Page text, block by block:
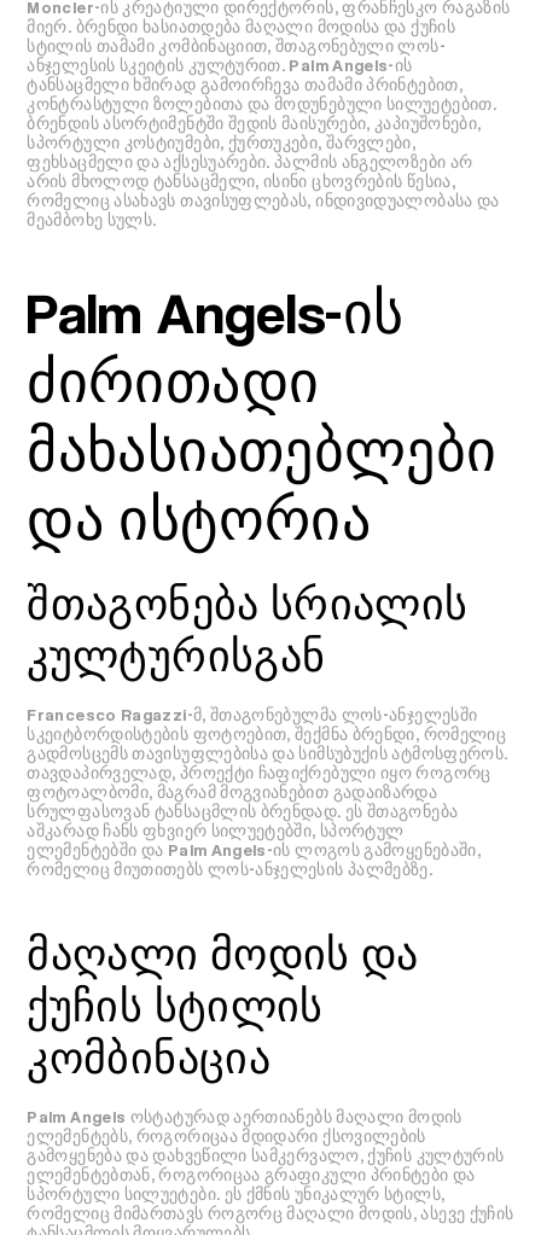
Moncler-ის კრეატიული დირექტორის, ფრანჩესკო რაგაზის
მიერ. ბრენდი ხასიათდება მაღალი მოდისა და ქუჩის
სტილის თამამი კომბინაციით, შთაგონებული ლოს-
ანჯელესის სკეიტის კულტურით. Palm Angels-ის
ტანსაცმელი ხშირად გამოირჩევა თამამი პრინტებით,
კონტრასტული ზოლებითა და მოდუნებული სილუეტებით.
ბრენდის ასორტიმენტში შედის მაისურები, კაპიუშონები,
სპორტული კოსტიუმები, ქურთუკები, შარვლები,
ფეხსაცმელი და აქსესუარები. პალმის ანგელოზები არ
არის მხოლოდ ტანსაცმელი, ისინი ცხოვრების წესია,
რომელიც ასახავს თავისუფლებას, ინდივიდუალობასა და
მეამბოხე სულს.
Palm Angels-ის
ძირითადი
მახასიათებლები
და ისტორია
შთაგონება სრიალის
კულტურისგან
Francesco Ragazzi-მ, შთაგონებულმა ლოს-ანჯელესში
სკეიტბორდისტების ფოტოებით, შექმნა ბრენდი, რომელიც
გადმოსცემს თავისუფლებისა და სიმსუბუქის ატმოსფეროს.
თავდაპირველად, პროექტი ჩაფიქრებული იყო როგორც
ფოტოალბომი, მაგრამ მოგვიანებით გადაიზარდა
სრულფასოვან ტანსაცმლის ბრენდად. ეს შთაგონება
აშკარად ჩანს ფხვიერ სილუეტებში, სპორტულ
ელემენტებში და Palm Angels-ის ლოგოს გამოყენებაში,
რომელიც მიუთითებს ლოს-ანჯელესის პალმებზე.
მაღალი მოდის და
ქუჩის სტილის
კომბინაცია
Palm Angels ოსტატურად აერთიანებს მაღალი მოდის
ელემენტებს, როგორიცაა მდიდარი ქსოვილების
გამოყენება და დახვეწილი სამკერვალო, ქუჩის კულტურის
ელემენტებთან, როგორიცაა გრაფიკული პრინტები და
სპორტული სილუეტები. ეს ქმნის უნიკალურ სტილს,
რომელიც მიმართავს როგორც მაღალი მოდის, ასევე ქუჩის